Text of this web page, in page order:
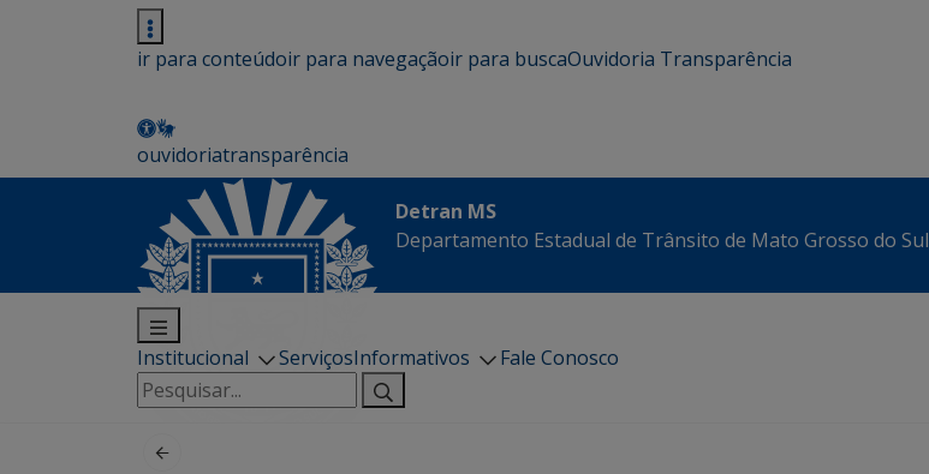
ir para conteúdoir para navegaçãoir para buscaOuvidoria Transparência
ouvidoriatransparência
Detran MS
Departamento Estadual de Trânsito de Mato Grosso do Sul
Institucional ServiçosInformativos
Fale Conosco
Pesquisar
por: